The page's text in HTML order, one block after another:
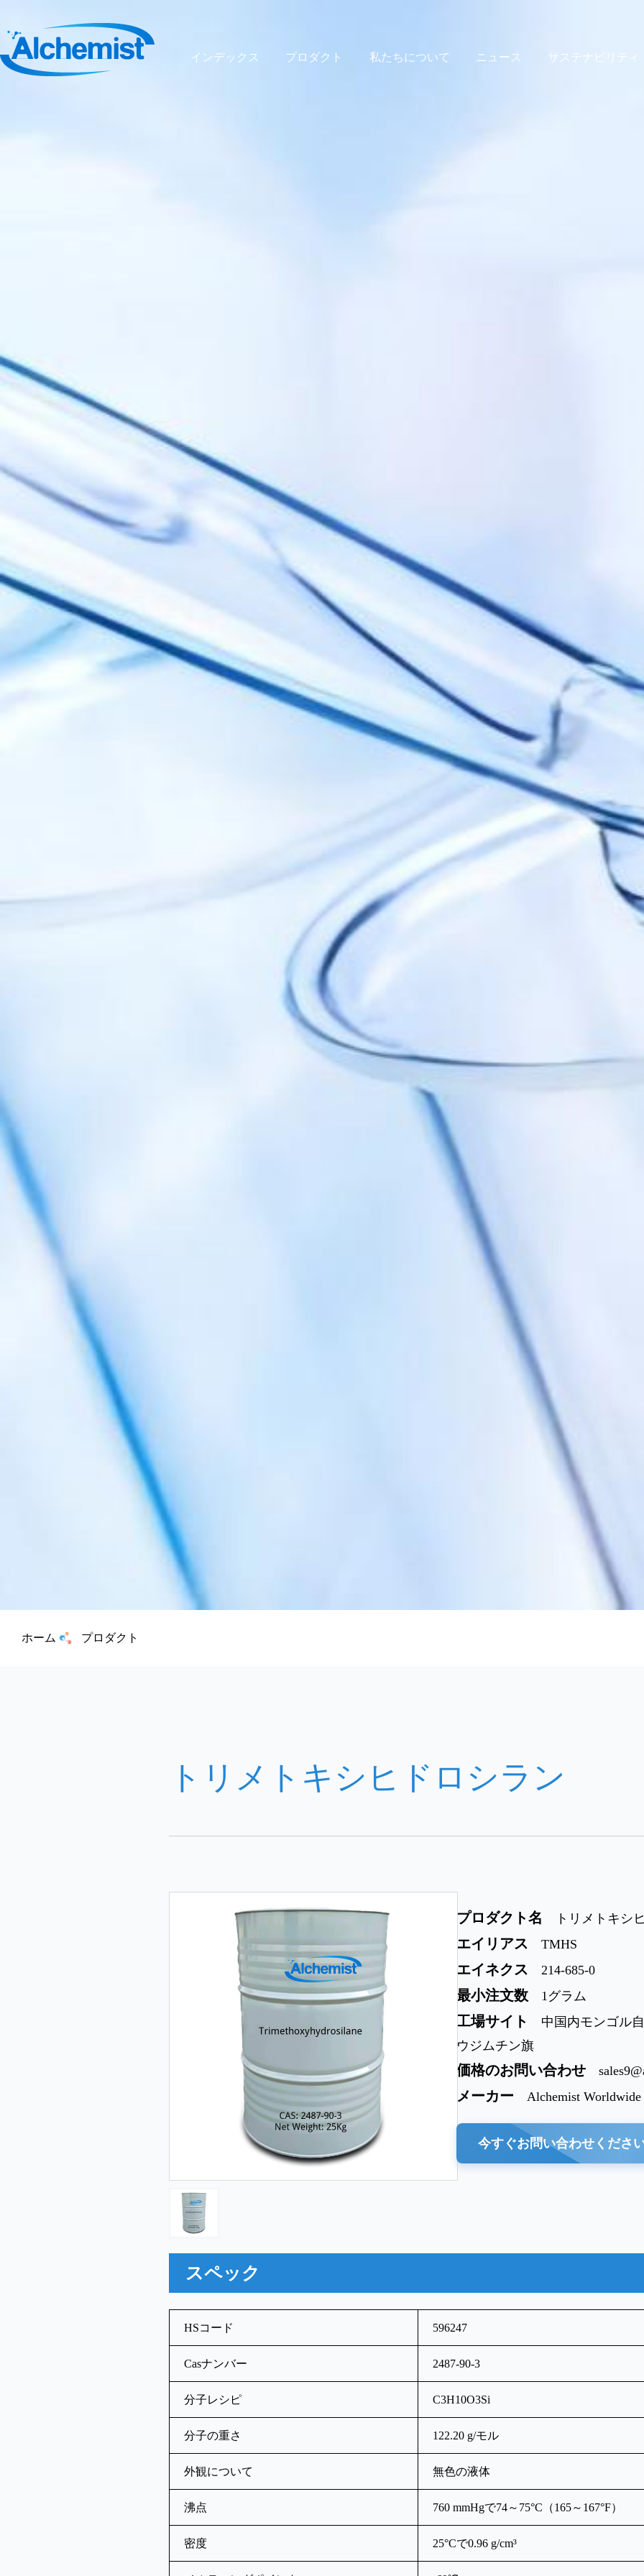
インデックス プロダクト 私たちについて ニュース サステナビリティ
ホーム プロダクト
トリメトキシヒドロシラン
プロダクト名 トリメトキシ
エイリアス TMHS
エイネクス 214-685-0
最小注文数 1グラム
工場サイト
中国内モンゴル
ウジムチン旗
価格のお問い合わせ
メーカー Alchemist
今すぐお問い合わせくださ
スペック
HSコード 596247
Casナンバー 2487-90-3
分子レシピ C3H10O3Si
分子の重さ 122.20 g/モル
外観について 無色の液体
沸点 760 mmHgで74～75°C（165～167°F）
密度 25°Cで0.96 g/cm³